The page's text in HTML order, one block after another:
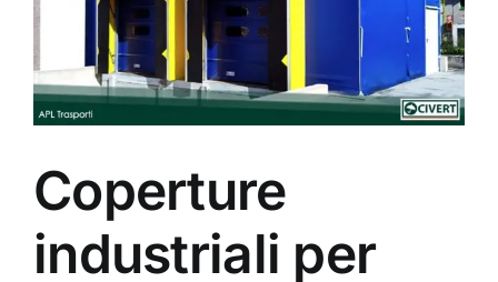
Coperture
industriali per